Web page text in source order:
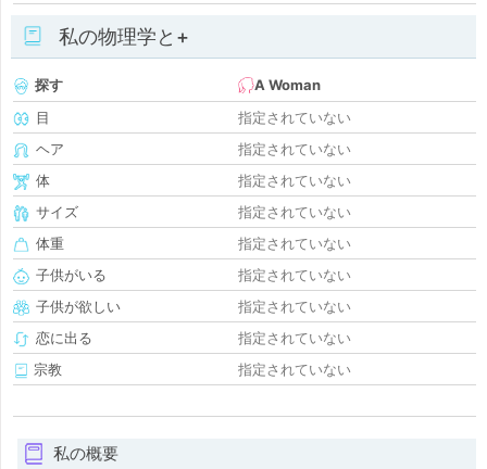
私の物理学と+
探す
A Woman
目
指定されていない
ヘア
指定されていない
体
指定されていない
サイズ
指定されていない
体重
指定されていない
子供がいる
指定されていない
子供が欲しい
指定されていない
恋に出る
指定されていない
宗教
指定されていない
私の概要